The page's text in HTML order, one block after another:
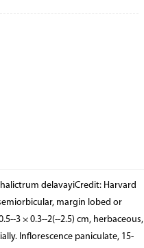
delavayiCredit: Harvard
margin lobed or
3 × 0.3--2(--2.5) cm, herbaceous,
Inflorescence paniculate, 15-